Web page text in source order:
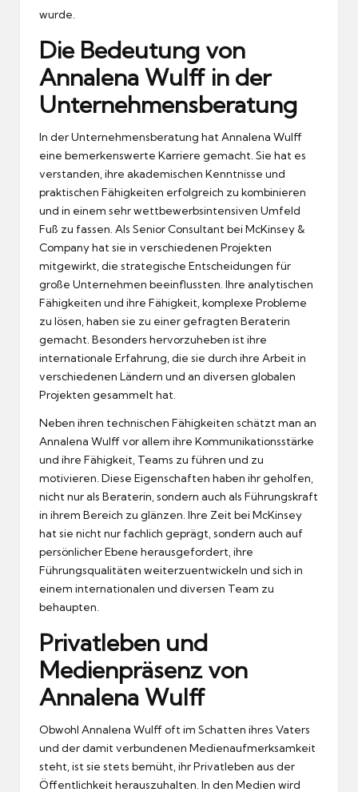
wurde.
Die Bedeutung von
Annalena Wulff in der
Unternehmensberatung
In der Unternehmensberatung hat Annalena Wulff
eine bemerkenswerte Karriere gemacht. Sie hat es
verstanden, ihre akademischen Kenntnisse und
praktischen Fähigkeiten erfolgreich zu kombinieren
und in einem sehr wettbewerbsintensiven Umfeld
Fuß zu fassen. Als Senior Consultant bei McKinsey &
Company hat sie in verschiedenen Projekten
mitgewirkt, die strategische Entscheidungen für
große Unternehmen beeinflussten. Ihre analytischen
Fähigkeiten und ihre Fähigkeit, komplexe Probleme
zu lösen, haben sie zu einer gefragten Beraterin
gemacht. Besonders hervorzuheben ist ihre
internationale Erfahrung, die sie durch ihre Arbeit in
verschiedenen Ländern und an diversen globalen
Projekten gesammelt hat.
Neben ihren technischen Fähigkeiten schätzt man an
Annalena Wulff vor allem ihre Kommunikationsstärke
und ihre Fähigkeit, Teams zu führen und zu
motivieren. Diese Eigenschaften haben ihr geholfen,
nicht nur als Beraterin, sondern auch als Führungskraft
in ihrem Bereich zu glänzen. Ihre Zeit bei McKinsey
hat sie nicht nur fachlich geprägt, sondern auch auf
persönlicher Ebene herausgefordert, ihre
Führungsqualitäten weiterzuentwickeln und sich in
einem internationalen und diversen Team zu
behaupten.
Privatleben und
Medienpräsenz von
Annalena Wulff
Obwohl Annalena Wulff oft im Schatten ihres Vaters
und der damit verbundenen Medienaufmerksamkeit
steht, ist sie stets bemüht, ihr Privatleben aus der
Öffentlichkeit herauszuhalten. In den Medien wird